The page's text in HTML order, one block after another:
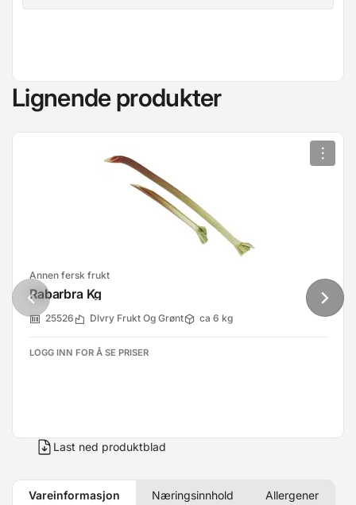
Lignende produkter
Annen fersk frukt
Rabarbra Kg
25526 Dlvry Frukt Og Grønt ca 6 kg
LOGG INN FOR Å SE PRISER
Last ned produktblad
Vareinformasjon Næringsinnhold Allergener